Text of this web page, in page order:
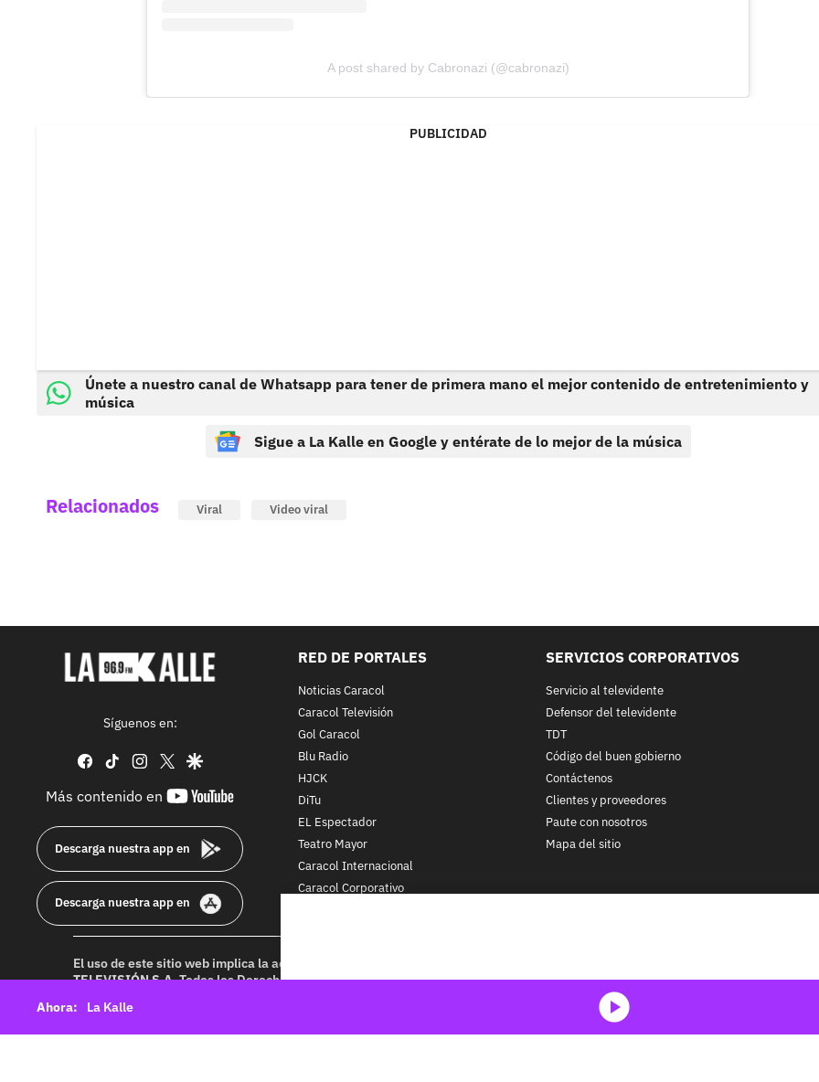
A post shared by Cabronazi (@cabronazi)
PUBLICIDAD
Únete a nuestro canal de Whatsapp para tener de primera mano el mejor contenido de entretenimiento y
música
Sigue a La Kalle en Google y entérate de lo mejor de la música
Relacionados Viral Video viral
Síguenos en:
facebook
tiktok instagram
twittergoogle
Más contenido en
youtube-
Descarga nuestra app en
Descarga nuestra app en
RED DE PORTALES
Noticias Caracol
Caracol Televisión
Gol Caracol
Blu Radio
HJCK
DiTu
EL Espectador
Teatro Mayor
Caracol Internacional
Caracol Corporativo
SERVICIOS CORPORATIVOS
Servicio al televidente
Defensor del televidente
TDT
Código del buen gobierno
Contáctenos
Clientes y proveedores
Paute con nosotros
Mapa del sitio
El uso de este sitio web implica la aceptación de los
TELEVISIÓN S.A.Todos los Derechos Reservados D.R.A. Prohibida su reproducción total o parcial, así como su traducción a
idioma sin autorización escrita de su titular. Reproduction in whole or in part, or translation without written permission is
rights reserved 2025.
La Kalle